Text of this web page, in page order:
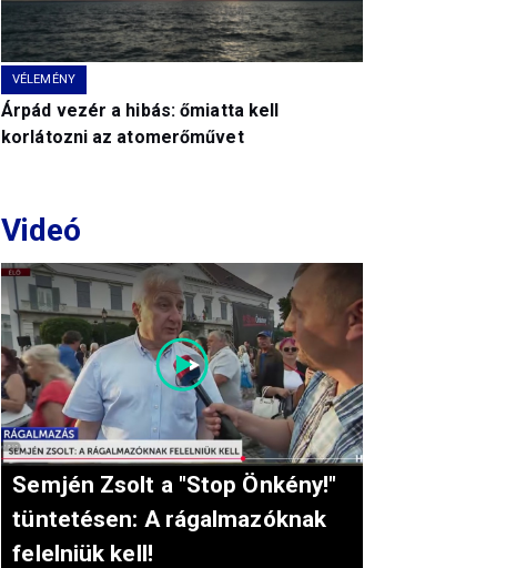
VÉLEMÉNY
Árpád vezér a hibás: őmiatta kell
korlátozni az atomerőművet
Videó
Semjén Zsolt a "Stop Önkény!"
tüntetésen: A rágalmazóknak
felelniük kell!